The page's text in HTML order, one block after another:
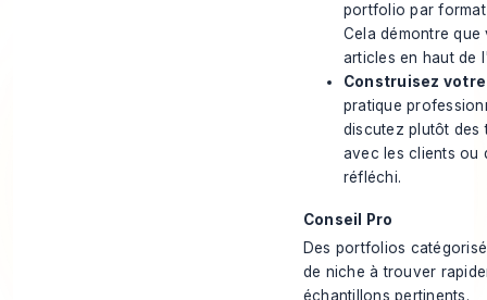
portfolio par format
Cela démontre
articles en haut de
Construisez
pratique
discutez plutôt des
avec les clients ou
réfléchi.
Conseil Pro
Des portfolios
de niche à trouver
échantillons pertinents.